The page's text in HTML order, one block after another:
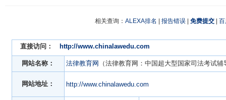
相关查询： ALEXA排名 报告错误 免费提交
直接访问： http://www.chinalawedu.com
网站名称： 法律教育网 （法律教育网：中国超大型国家司法考试
网站地址： http://www.chinalawedu.com